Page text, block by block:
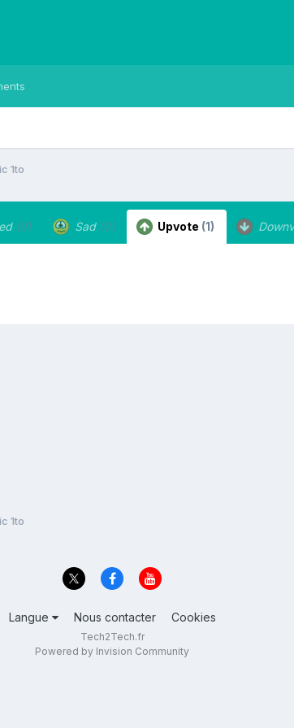
1to
(0) Sad (0) Upvote (1)
1to
Langue Nous contacter Cookies
Tech2Tech.fr
Powered by Invision Community